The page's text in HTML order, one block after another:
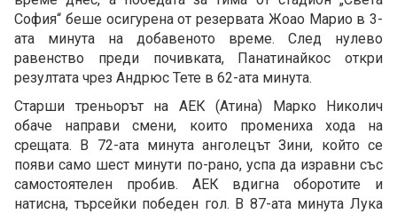
София“ беше осигурена от резервата Жоао Марио в 3-
ата минута на добавеното време. След нулево
равенство преди почивката, Панатинайкос откри
резултата чрез Андрюс Тете в 62-ата минута.
Старши треньорът на АЕК (Атина) Марко Николич
обаче направи смени, които промениха хода на
срещата. В 72-ата минута анголецът Зини, който се
появи само шест минути по-рано, успа да изравни със
самостоятелен пробив. АЕК вдигна оборотите и
натисна, търсейки победен гол. В 87-ата минута Лука